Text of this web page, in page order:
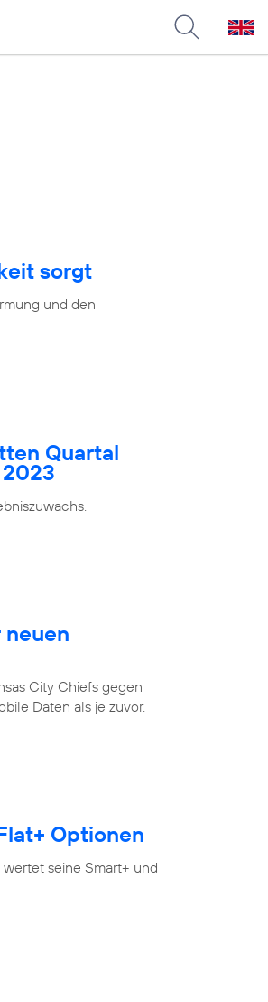
sorgt
und den
Quartal
neuen
City Chiefs gegen
Daten als je zuvor.
Optionen
seine Smart+ und